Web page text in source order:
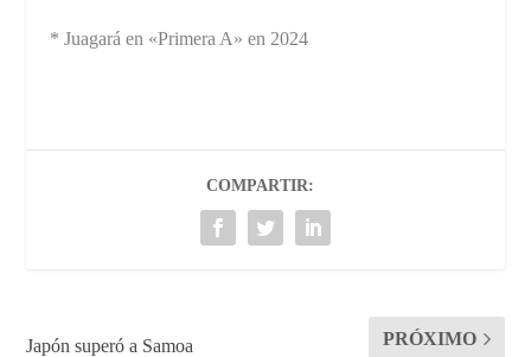
* Juagará en «Primera A» en 2024
COMPARTIR:
Japón superó a Samoa
PRÓXIMO